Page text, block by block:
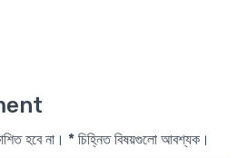
হবে না। * চিহ্নিত বিষয়গুলো আবশ্যক।